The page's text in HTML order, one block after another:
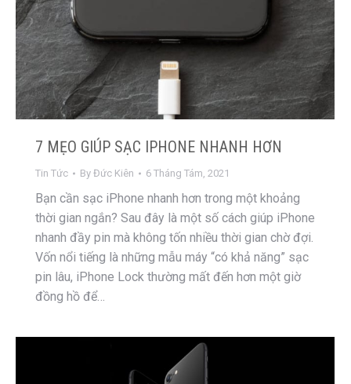
7 MẸO GIÚP SẠC IPHONE NHANH HƠN
Tin Tức By Đức Kiên 6 Tháng Tám, 2021
Bạn cần sạc iPhone nhanh hơn trong một khoảng
thời gian ngắn? Sau đây là một số cách giúp iPhone
nhanh đầy pin mà không tốn nhiều thời gian chờ đợi.
Vốn nổi tiếng là những mẫu máy “có khả năng” sạc
pin lâu, iPhone Lock thường mất đến hơn một giờ
đồng hồ để…